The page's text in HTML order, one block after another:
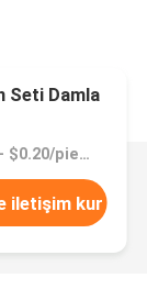
Seti Damla
Fiyat：$0.05 - $0.20/pieces
iletişim kur